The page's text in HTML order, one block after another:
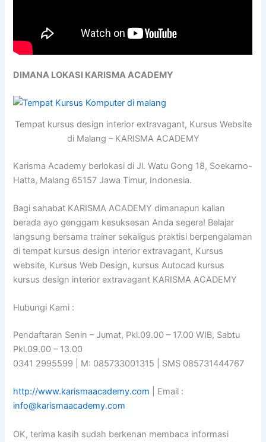
DIMANA LOKASI KARISMA ACADEMY
Tempat kursus design interior extravagant, Kursus Website
di Malang – KARISMA ACADEMY
Karisma Academy berlokasi di Jl. Watu Gong 18, Soekarno-
Hatta, Malang 65157 Jawa Timur, Indonesia.
Bagi sahabat KARISMA ACADEMY dimanapun kalian
berada ayo genggam kesuksesan Anda segera! Belajar
langsung bersama trainer sekaligus praktisi berpengalaman
di tempat kursus design interior extravagant, Kursus
website, Kursus Web Design, kursus Autocad kursus
kursus design interior extravagant KARISMA ACADEMY
Hubungi Kami :
Pendaftaran Senin – Jumat, Pkl.09.00 – 17.00 WIB, Sabtu
Pkl.09.00 – 13.00
0341 2995599 | M: 085733001315 | SMS 085731444767
http://www.karismaacademy.com | Email :
info@karismaacademy.com
OK, terima kasih sudah berkenan membaca informasi